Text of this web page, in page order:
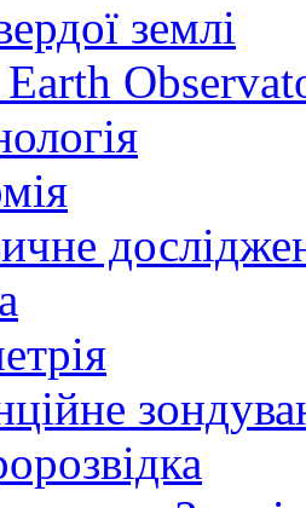
землі